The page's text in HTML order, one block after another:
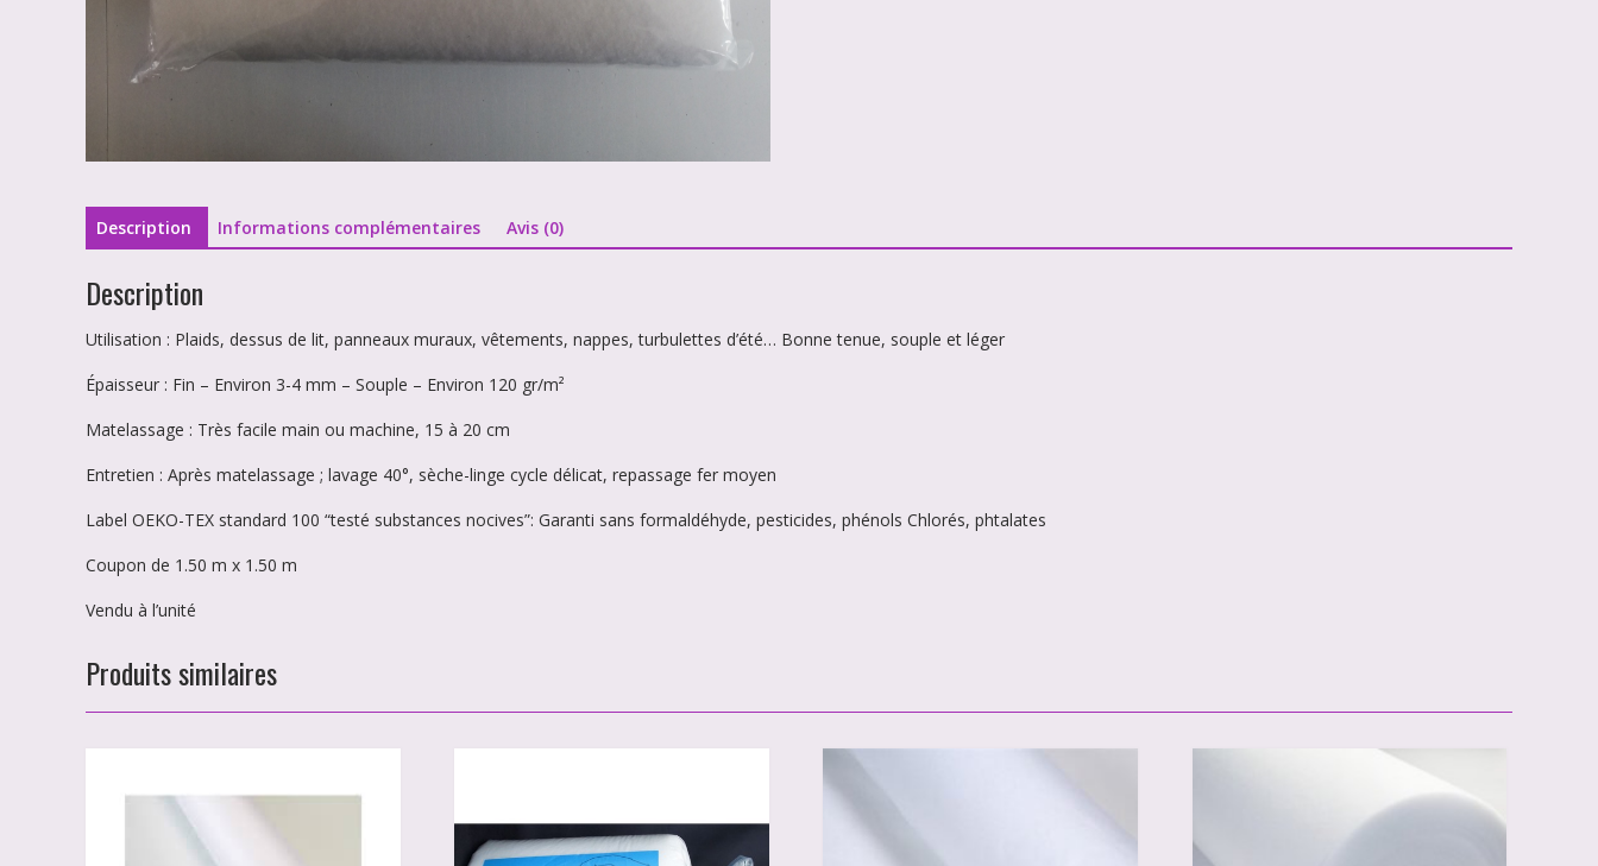
Description Informations complémentaires Avis (0)
Description
Utilisation : Plaids, dessus de lit, panneaux muraux, vêtements, nappes, turbulettes d’été… Bonne tenue, souple et léger
Épaisseur : Fin – Environ 3-4 mm – Souple – Environ 120 gr/m²
Matelassage : Très facile main ou machine, 15 à 20 cm
Entretien : Après matelassage ; lavage 40°, sèche-linge cycle délicat, repassage fer moyen
Label OEKO-TEX standard 100 “testé substances nocives”: Garanti sans formaldéhyde, pesticides, phénols Chlorés, phtalates
Coupon de 1.50 m x 1.50 m
Vendu à l’unité
Produits similaires